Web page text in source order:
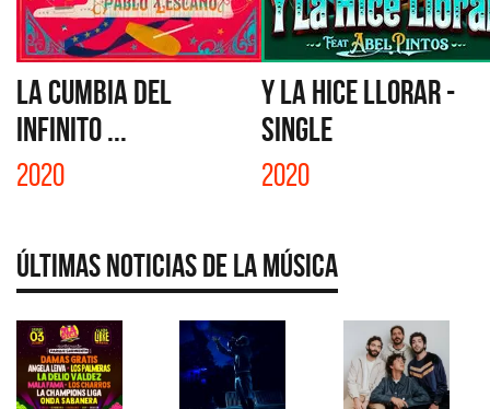
LA CUMBIA DEL
INFINITO ...
2020
Y LA HICE LLORAR -
SINGLE
2020
Últimas Noticias de la Música